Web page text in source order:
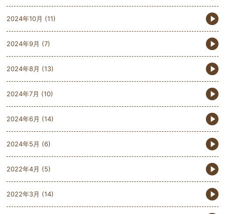
2024年10月 (11)
2024年9月 (7)
2024年8月 (13)
2024年7月 (10)
2024年6月 (14)
2024年5月 (6)
2022年4月 (5)
2022年3月 (14)